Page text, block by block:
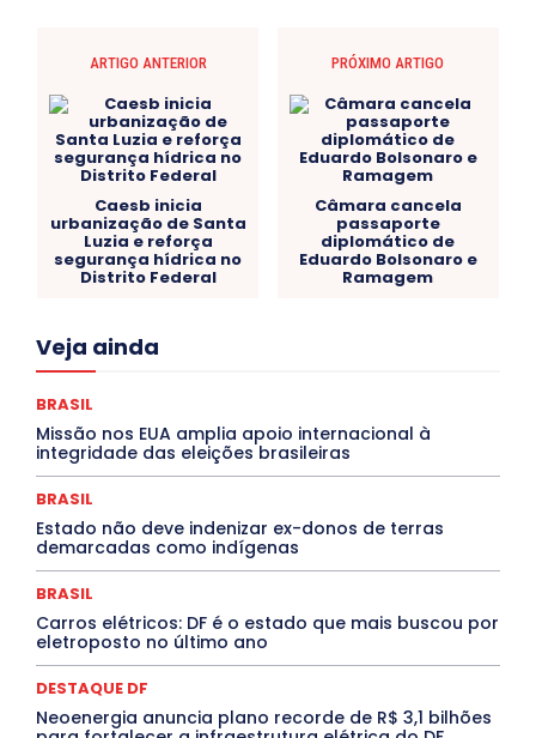
ARTIGO ANTERIOR
Caesb inicia
urbanização de Santa
Luzia e reforça
segurança hídrica no
Distrito Federal
PRÓXIMO ARTIGO
Câmara cancela
passaporte
diplomático de
Eduardo Bolsonaro e
Ramagem
Veja ainda
Acre
Congressuanas & Esplanadumas
Crônica Política Crônicas
Cultura e Tal
DANÇA Dengue
DESTAQUE BRASIL
DESTAQUE DF
DESTAQUES OUTROS
ELEIÇÕES
EMPREGO E OPORTUNIDADES
ENTORNO
Especial
Espírito Santo
EVENTOS
EXPOSIÇÃO Featured
Febre Amarela
INTELIGÊNCIA ARTIFICIAL
INTERNACIONAL
Jogos Online
JUDICIÁRIO LITERATURA
Maranhão
MEIO AMBIENTE
MÚSICA
Paraíba
Paraná Pernambuco Piauí
POLÍTICA
BRASIL
Missão nos EUA amplia apoio internacional à
integridade das eleições brasileiras
BRASIL
Estado não deve indenizar ex-donos de terras
demarcadas como indígenas
BRASIL
Carros elétricos: DF é o estado que mais buscou por
eletroposto no último ano
DESTAQUE DF
Neoenergia anuncia plano recorde de R$ 3,1 bilhões